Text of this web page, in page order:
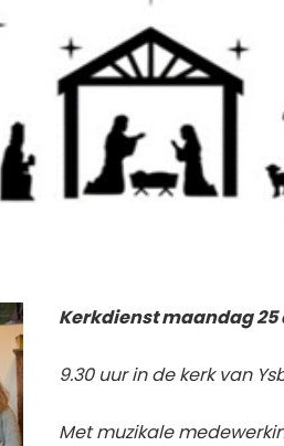
Kerkdienst maandag
9.30 uur in de kerk van
Met muzikale